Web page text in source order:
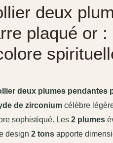
deux
plaqué or :
deux plumes pendantes
de zirconiumcélèbre
sophistiqué. Les 2 plumes
design 2 tonsapporte